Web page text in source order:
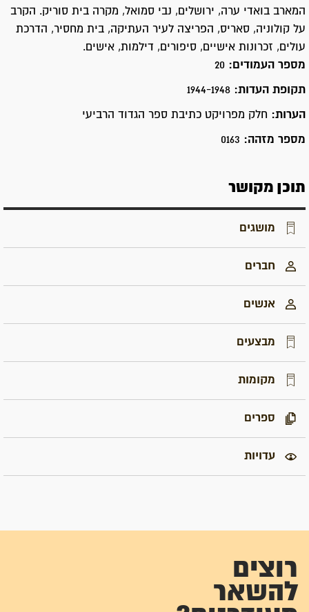
המארב בואדי ערה, ירושלים, נבי סמואל, מקרה בית סוריק. הקרב
על קולוניה, סאריס, הפריצה לעיר העתיקה, בית מחסיר, הדרכת
עולים, זכרונות אישיים, סיפורים, דילמות, אישים.
מספר העמודים: 20
תקופת העדות: 1944-1948
הערות: חלק מפרויקט כתיבת ספר הגדוד הרביעי
מספר מזהה: 0163
תוכן מקושר
מושגים
חברים
אנשים
מבצעים
מקומות
ספרים
עדויות
רוצים
להשאר